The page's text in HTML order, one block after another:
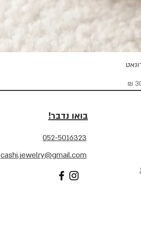
מבצע
בואו נדבר!
052-5016323
cashi.jewelry@gmail.com